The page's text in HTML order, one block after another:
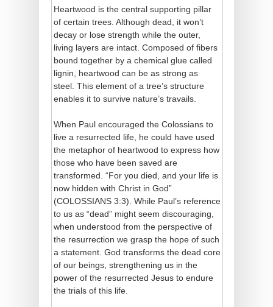
Heartwood is the central supporting pillar
of certain trees. Although dead, it won’t
decay or lose strength while the outer,
living layers are intact. Composed of fibers
bound together by a chemical glue called
lignin, heartwood can be as strong as
steel. This element of a tree’s structure
enables it to survive nature’s travails.
When Paul encouraged the Colossians to
live a resurrected life, he could have used
the metaphor of heartwood to express how
those who have been saved are
transformed. “For you died, and your life is
now hidden with Christ in God”
(COLOSSIANS 3:3). While Paul’s reference
to us as “dead” might seem discouraging,
when understood from the perspective of
the resurrection we grasp the hope of such
a statement. God transforms the dead core
of our beings, strengthening us in the
power of the resurrected Jesus to endure
the trials of this life.